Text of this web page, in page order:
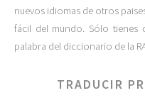
nuevos idiomas de otros
fácil del mundo. Sólo tienes
palabra del diccionario de la
TRADUCIR